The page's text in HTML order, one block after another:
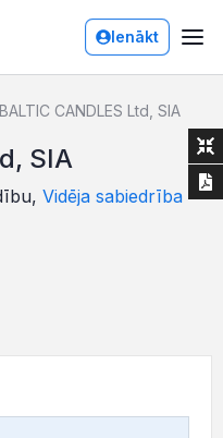
Ienākt
BALTIC CANDLES Ltd, SIA
SIA
Vidēja sabiedrība